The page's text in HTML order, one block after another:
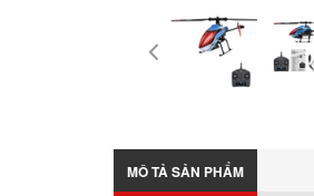
MÔ TẢ SẢN PHẨM